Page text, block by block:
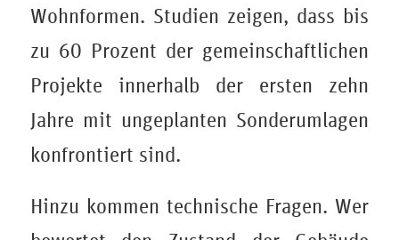
Wohnformen. Studien zeigen, dass bis
zu 60 Prozent der gemeinschaftlichen
Projekte innerhalb der ersten zehn
Jahre mit ungeplanten Sonderumlagen
konfrontiert sind.
Hinzu kommen technische Fragen. Wer